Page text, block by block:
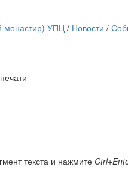
монастир) УПЦ/ Новости /
текста и нажмите